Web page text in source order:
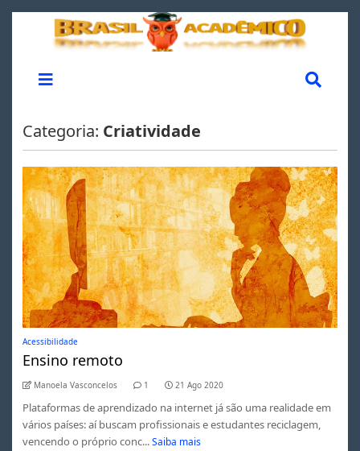
Categoria: Criatividade
Acessibilidade
Ensino remoto
Manoela Vasconcelos 1 21 Ago 2020
Plataformas de aprendizado na internet já são uma realidade em
vários países: aí buscam profissionais e estudantes reciclagem,
vencendo o próprio conc... Saiba mais